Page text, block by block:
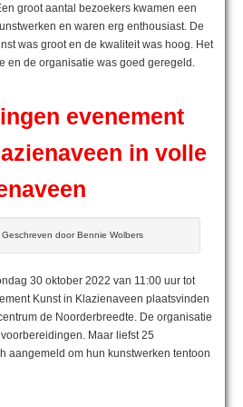
groot aantal bezoekers kwamen een
en waren erg enthousiast. De
was groot en de kwaliteit was hoog. Het
en de organisatie was goed geregeld.
evenement
in volle
door Bennie Wolbers
30 oktober 2022 van 11:00 uur tot
Kunst in Klazienaveen plaatsvinden
de Noorderbreedte. De organisatie
Maar liefst 25
aangemeld om hun kunstwerken tentoon